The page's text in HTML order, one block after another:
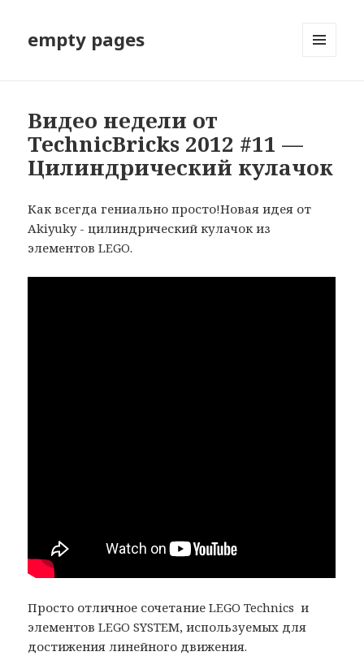
empty pages
Видео недели от
TechnicBricks 2012 #11 —
Цилиндрический кулачок
Как всегда гениально просто!Новая идея от
Akiyuky ​​- цилиндрический кулачок из
элементов LEGO.
Просто отличное сочетание LEGO Technics и
элементов LEGO SYSTEM, используемых для
достижения линейного движения.